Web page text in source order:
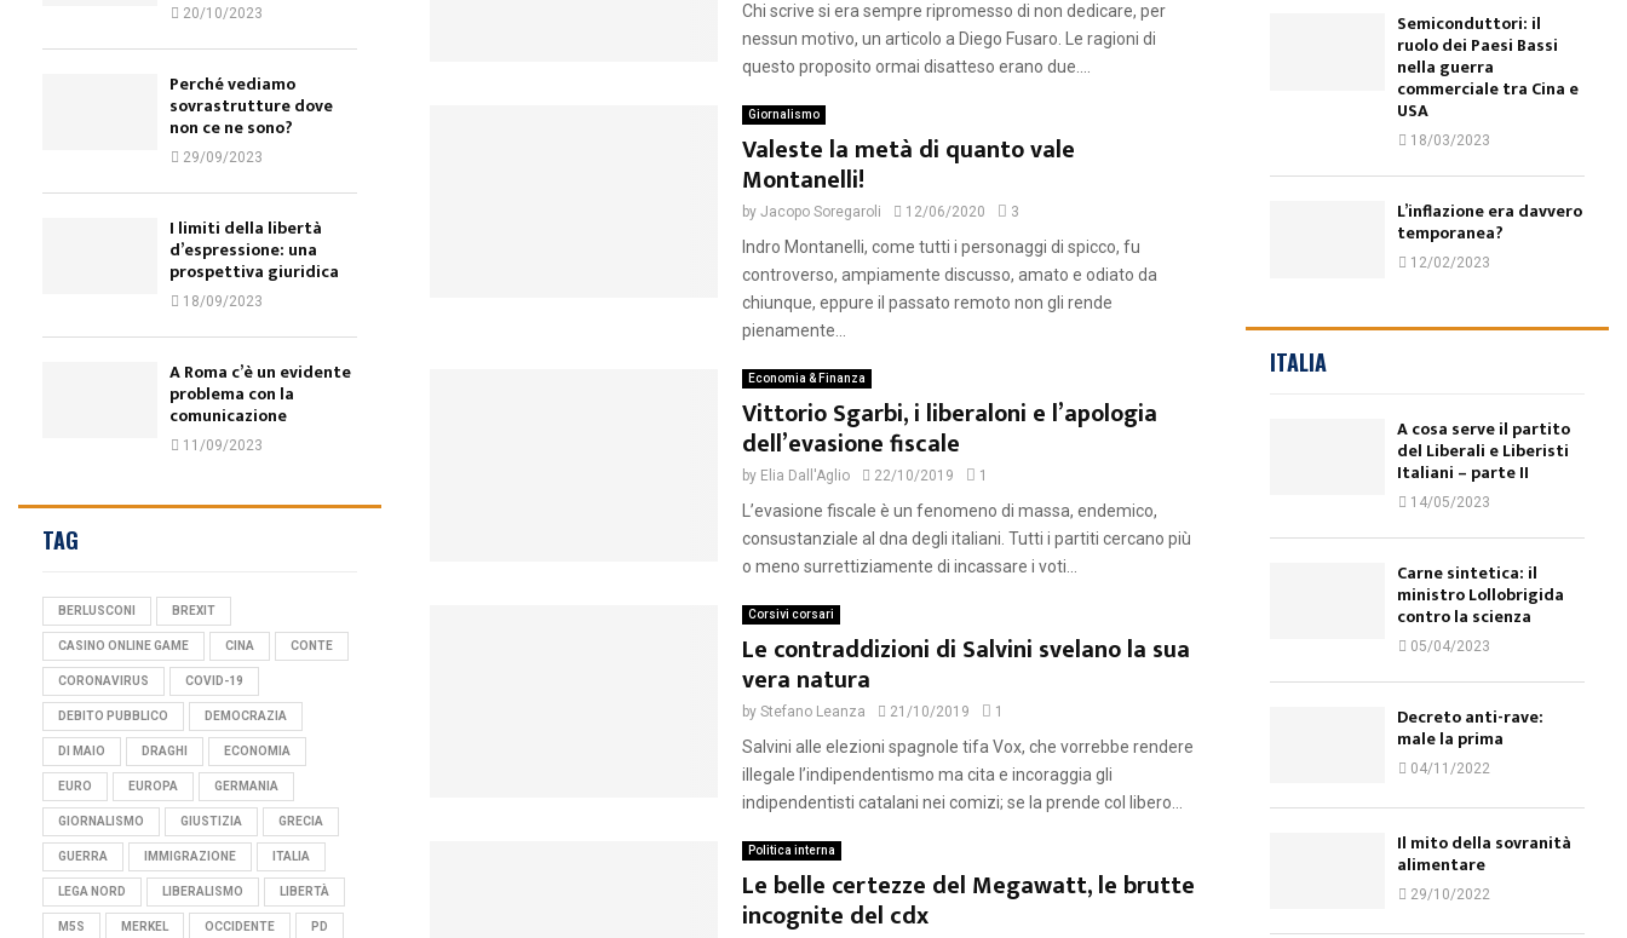
Chi scrive si era sempre ripromesso di non dedicare, per
nessun motivo, un articolo a Diego Fusaro. Le ragioni di
questo proposito ormai disatteso erano due....
Giornalismo
Valeste la metà di quanto vale
Montanelli!
by Jacopo Soregaroli 12/06/2020 3
Indro Montanelli, come tutti i personaggi di spicco, fu
controverso, ampiamente discusso, amato e odiato da
chiunque, eppure il passato remoto non gli rende
pienamente...
Economia & Finanza
Vittorio Sgarbi, i liberaloni e l’apologia
dell’evasione fiscale
by Elia Dall'Aglio 22/10/2019 1
L’evasione fiscale è un fenomeno di massa, endemico,
consustanziale al dna degli italiani. Tutti i partiti cercano più
o meno surrettiziamente di incassare i voti...
Corsivi corsari
Le contraddizioni di Salvini svelano la sua
vera natura
by Stefano Leanza 21/10/2019 1
Salvini alle elezioni spagnole tifa Vox, che vorrebbe rendere
illegale l’indipendentismo ma cita e incoraggia gli
indipendentisti catalani nei comizi; se la prende col libero...
Politica interna
Le belle certezze del Megawatt, le brutte
incognite del cdx
20/10/2023
Perché vediamo
sovrastrutture dove
non ce ne sono?
29/09/2023
I limiti della libertà
d’espressione: una
prospettiva giuridica
18/09/2023
A Roma c’è un evidente
problema con la
comunicazione
11/09/2023
TAG
BERLUSCONI BREXIT
CASINO ONLINE GAME CINA CONTE
CORONAVIRUS COVID-19
DEBITO PUBBLICO DEMOCRAZIA
DI MAIO DRAGHI ECONOMIA
EURO EUROPA GERMANIA
GIORNALISMO GIUSTIZIA GRECIA
GUERRA IMMIGRAZIONE ITALIA
LEGA NORD LIBERALISMO LIBERTÀ
M5S MERKEL OCCIDENTE PD
Semiconduttori: il
ruolo dei Paesi Bassi
nella guerra
commerciale tra Cina e
USA
18/03/2023
L’inflazione era davvero
temporanea?
12/02/2023
ITALIA
A cosa serve il partito
del Liberali e Liberisti
Italiani – parte II
14/05/2023
Carne sintetica: il
ministro Lollobrigida
contro la scienza
05/04/2023
Decreto anti-rave:
male la prima
04/11/2022
Il mito della sovranità
alimentare
29/10/2022